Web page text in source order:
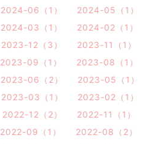
2024-06（1）
2024-05（1）
2024-03（1）
2024-02（1）
2023-12（3）
2023-11（1）
2023-09（1）
2023-08（1）
2023-06（2）
2023-05（1）
2023-03（1）
2023-02（1）
2022-12（2）
2022-11（1）
2022-09（1）
2022-08（2）